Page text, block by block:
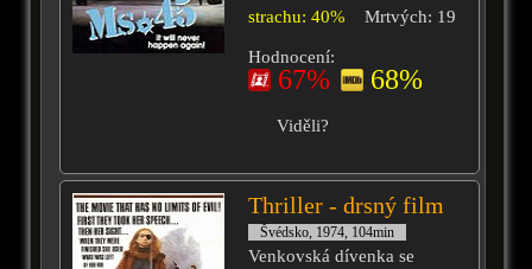
strachu: 40%
Mrtvých: 19
Hodnocení:
67% 68%
Viděli?
Thriller - drsný film
Švédsko, 1974, 104min
Venkovská dívenka se